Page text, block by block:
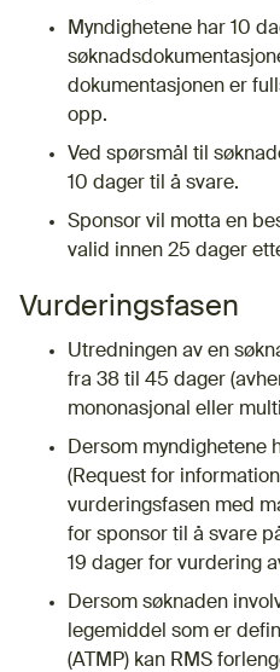
Myndighetene har 10
dokumentasjonen er
opp.
Ved spørsmål til
10 dager til å svare.
Sponsor vil motta en
valid innen 25 dager
Vurderingsfasen
Utredningen av en
fra 38 til 45 dager
mononasjonal eller
Dersom myndighetene
(Request for
vurderingsfasen med
for sponsor til å svare
19 dager for vurdering
Dersom søknaden
legemiddel som er
(ATMP) kan RMS